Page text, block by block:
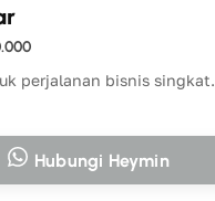
perjalanan bisnis singkat.
Hubungi Heymin